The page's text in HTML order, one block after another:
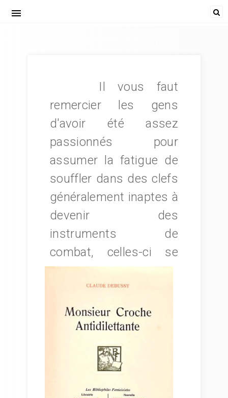
menu
Il vous faut
remercier les gens
d'avoir été assez
passionnés pour
assumer la fatigue de
souffler dans des clefs
généralement inaptes à
devenir des
instruments de
combat, celles-ci se